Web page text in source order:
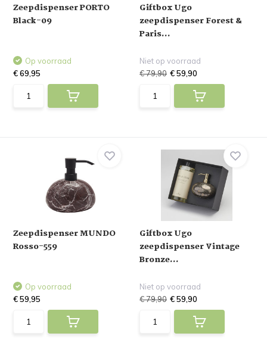
Zeepdispenser PORTO
Black-09
Op voorraad
€ 69,95
Giftbox Ugo
zeepdispenser Forest &
Paris...
Niet op voorraad
€ 79,90 € 59,90
Zeepdispenser MUNDO
Rosso-559
Op voorraad
€ 59,95
Giftbox Ugo
zeepdispenser Vintage
Bronze...
Niet op voorraad
€ 79,90 € 59,90